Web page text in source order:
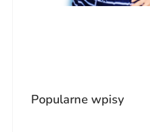
Popularne wpisy